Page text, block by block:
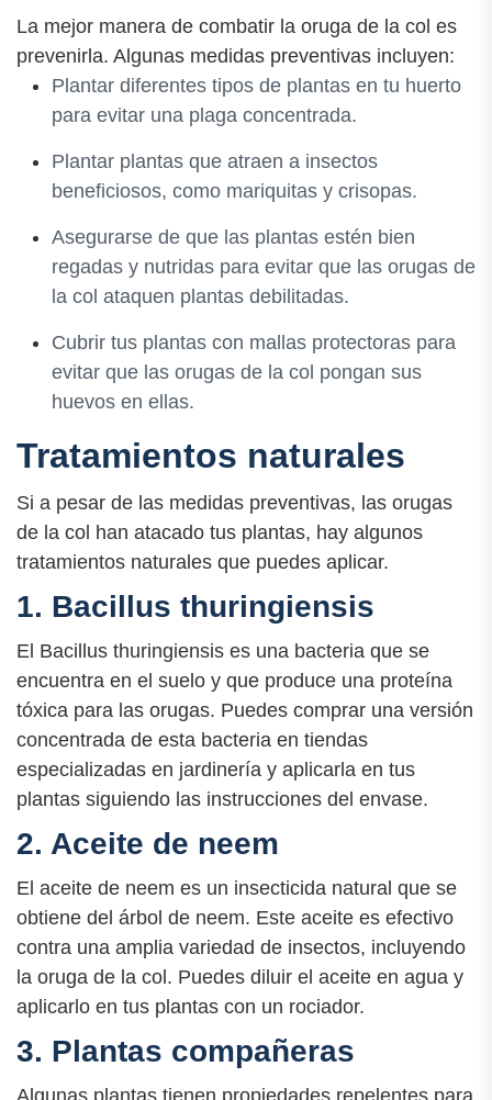
La mejor manera de combatir la oruga de la col es
prevenirla. Algunas medidas preventivas incluyen:
Plantar diferentes tipos de plantas en tu huerto
para evitar una plaga concentrada.
Plantar plantas que atraen a insectos
beneficiosos, como mariquitas y crisopas.
Asegurarse de que las plantas estén bien
regadas y nutridas para evitar que las orugas de
la col ataquen plantas debilitadas.
Cubrir tus plantas con mallas protectoras para
evitar que las orugas de la col pongan sus
huevos en ellas.
Tratamientos naturales
Si a pesar de las medidas preventivas, las orugas
de la col han atacado tus plantas, hay algunos
tratamientos naturales que puedes aplicar.
1. Bacillus thuringiensis
El Bacillus thuringiensis es una bacteria que se
encuentra en el suelo y que produce una proteína
tóxica para las orugas. Puedes comprar una versión
concentrada de esta bacteria en tiendas
especializadas en jardinería y aplicarla en tus
plantas siguiendo las instrucciones del envase.
2. Aceite de neem
El aceite de neem es un insecticida natural que se
obtiene del árbol de neem. Este aceite es efectivo
contra una amplia variedad de insectos, incluyendo
la oruga de la col. Puedes diluir el aceite en agua y
aplicarlo en tus plantas con un rociador.
3. Plantas compañeras